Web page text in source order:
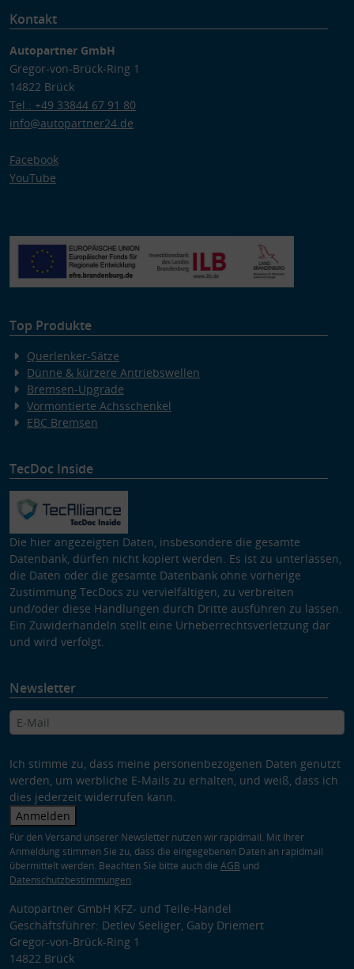
Kontakt
Autopartner GmbH
Gregor-von-Brück-Ring 1
14822 Brück
Tel.: +49 33844 67 91 80
info@autopartner24.de
Facebook
YouTube
Top Produkte
Querlenker-Sätze
Dünne & kürzere Antriebswellen
Bremsen-Upgrade
Vormontierte Achsschenkel
EBC Bremsen
TecDoc Inside
Die hier angezeigten Daten, insbesondere die gesamte
Datenbank, dürfen nicht kopiert werden. Es ist zu unterlassen,
die Daten oder die gesamte Datenbank ohne vorherige
Zustimmung TecDocs zu vervielfältigen, zu verbreiten
und/oder diese Handlungen durch Dritte ausführen zu lassen.
Ein Zuwiderhandeln stellt eine Urheberrechtsverletzung dar
und wird verfolgt.
Newsletter
Ich stimme zu, dass meine personenbezogenen Daten genutzt
werden, um werbliche E-Mails zu erhalten, und weiß, dass ich
dies jederzeit widerrufen kann.
Anmelden
Für den Versand unserer Newsletter nutzen wir rapidmail. Mit Ihrer
Anmeldung stimmen Sie zu, dass die eingegebenen Daten an rapidmail
übermittelt werden. Beachten Sie bitte auch die AGB und
Datenschutzbestimmungen.
Autopartner GmbH KFZ- und Teile-Handel
Geschäftsführer: Detlev Seeliger, Gaby Driemert
Gregor-von-Brück-Ring 1
14822 Brück